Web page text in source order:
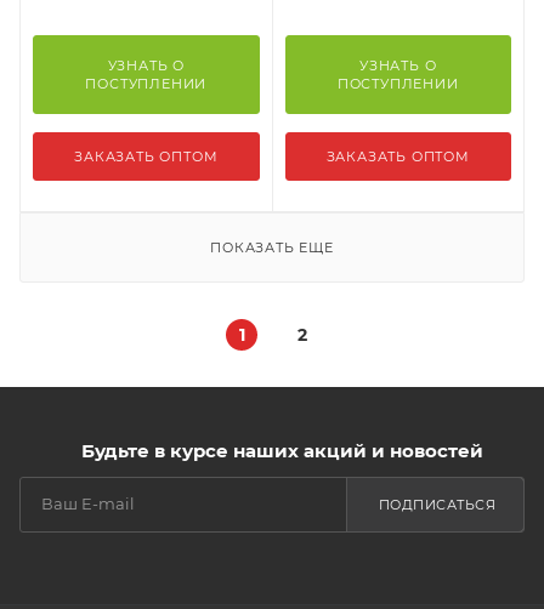
УЗНАТЬ О
ПОСТУПЛЕНИИ
ЗАКАЗАТЬ ОПТОМ
УЗНАТЬ О
ПОСТУПЛЕНИИ
ЗАКАЗАТЬ ОПТОМ
ПОКАЗАТЬ ЕЩЕ
1 2
Будьте в курсе наших акций и новостей
ПОДПИСАТЬСЯ